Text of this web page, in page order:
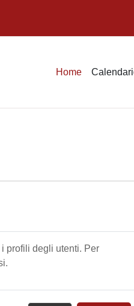
Home
profili degli utenti. Per